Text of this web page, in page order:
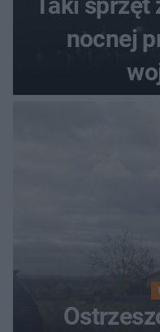
nocnej